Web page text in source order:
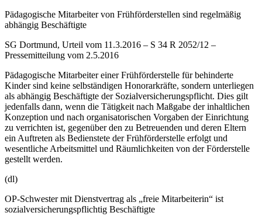
Pädagogische Mitarbeiter von Frühförderstellen sind regelmäßig
abhängig Beschäftigte
SG Dortmund, Urteil vom 11.3.2016 – S 34 R 2052/12 –
Pressemitteilung vom 2.5.2016
Pädagogische Mitarbeiter einer Frühförderstelle für behinderte
Kinder sind keine selbständigen Honorarkräfte, sondern unterliegen
als abhängig Beschäftigte der Sozialversicherungspflicht. Dies gilt
jedenfalls dann, wenn die Tätigkeit nach Maßgabe der inhaltlichen
Konzeption und nach organisatorischen Vorgaben der Einrichtung
zu verrichten ist, gegenüber den zu Betreuenden und deren Eltern
ein Auftreten als Bedienstete der Frühförderstelle erfolgt und
wesentliche Arbeitsmittel und Räumlichkeiten von der Förderstelle
gestellt werden.
(dl)
OP-Schwester mit Dienstvertrag als „freie Mitarbeiterin“ ist
sozialversicherungspflichtig Beschäftigte